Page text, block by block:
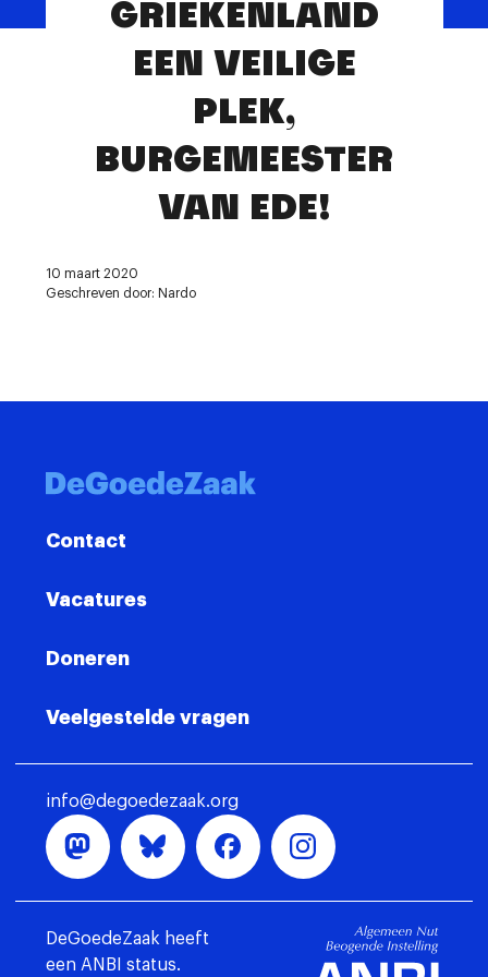
ContactGRIEKENLAND
EEN VEILIGE
PLEK,
BURGEMEESTER
VAN EDE!
10 maart 2020
Geschreven door: Nardo
Contact
Vacatures
Doneren
Veelgestelde vragen
info@degoedezaak.org
DeGoedeZaak heeft
een ANBI status.